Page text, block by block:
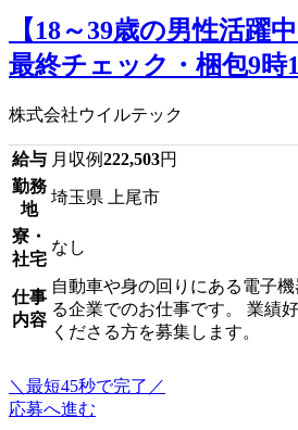
【18～39歳の男性活躍
最終チェック・梱包9時
株式会社ウイルテック
給与 月収例222,503円
勤務
地
埼玉県 上尾市
寮・
社宅
なし
仕事
内容
自動車や身の回りにある電子
る企業でのお仕事です。 業績
くださる方を募集します。
＼最短45秒で完了／
応募へ進む